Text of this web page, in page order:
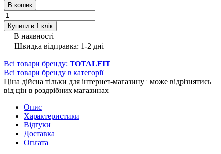
В кошик
Купити в 1 клік
В наявності
Швидка відправка: 1-2 дні
Всі товари бренду: TOTALFIT
Всі товари бренду в категорії
Ціна дійсна тільки для інтернет-магазину і може відрізнятись
від цін в роздрібних магазинах
Опис
Характеристики
Відгуки
Доставка
Оплата